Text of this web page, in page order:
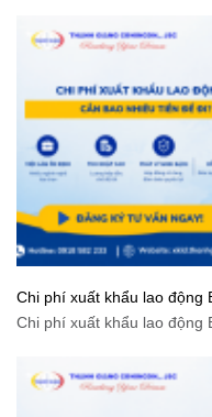
Chi phí xuất khẩu lao động
Chi phí xuất khẩu lao động